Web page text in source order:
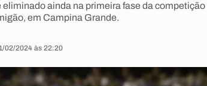
ainda na primeira fase da
em Campina Grande.
02/2024 às 22:20